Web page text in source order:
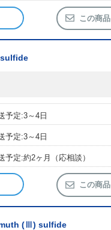
この商
予定:3～4日
予定:3～4日
予定:約2ヶ月（応相談）
この商
(Ⅲ) sulfide